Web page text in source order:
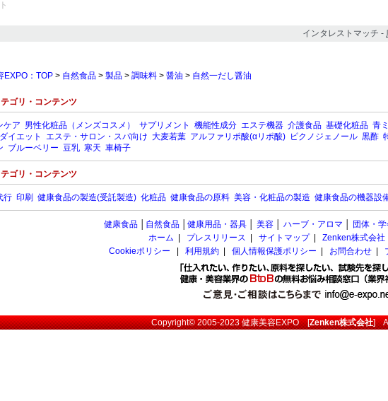
インタレストマッチ -
EXPO：TOP > 自然食品 > 製品 > 調味料 > 醤油 > 自然一だし醤油
ゴリ・コンテンツ
ケア 男性化粧品（メンズコスメ） サプリメント 機能性成分 エステ機器 介護食品 基礎化粧品 青
ダイエット エステ・サロン・スパ向け 大麦若葉 アルファリポ酸(αリポ酸) ピクノジェノール 黒酢
ブルーベリー 豆乳 寒天 車椅子
ゴリ・コンテンツ
行 印刷 健康食品の製造(受託製造) 化粧品 健康食品の原料 美容・化粧品の製造 健康食品の機器設
健康食品 自然食品 健康用品・器具 美容 ハーブ・アロマ 団体・
ホーム
プレスリリース サイトマップ| Zenken株式会
Cookieポリシー
利用規約 個人情報保護ポリシー お問合わせ
Copyright© 2005-2023健康美容EXPO[Zenken株式会社]